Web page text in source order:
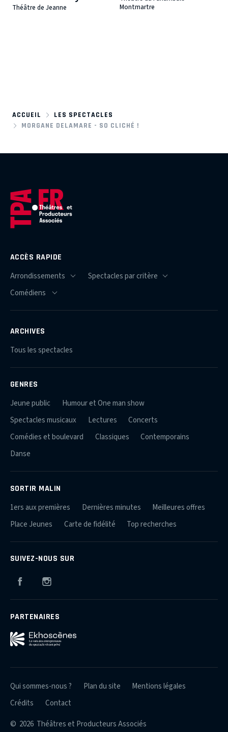
Théâtre de Jeanne
Montmartre
ACCUEIL
LES SPECTACLES
MORGANE DELAMARE - SO CLICHÉ !
ACCÈS RAPIDE
ARCHIVES
Tous les spectacles
GENRES
Jeune public
Humour et One man show
Spectacles musicaux
Lectures
Concerts
Comédies et boulevard
Classiques
Contemporains
Danse
SORTIR MALIN
1ers aux premières Dernières minutes
Meilleures offres
Place Jeunes
Carte de fidélité Top recherches
SUIVEZ-NOUS SUR
Facebook
PARTENAIRES
© 2026 Théâtres et Producteurs Associés
Qui sommes-nous ? Plan du site
Mentions légales
Crédits
Contact